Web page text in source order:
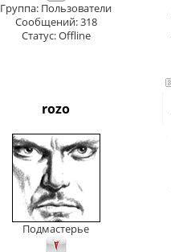
Группа: Пользователи
Сообщений:318
Статус:Offline
rozo
Подмастерье